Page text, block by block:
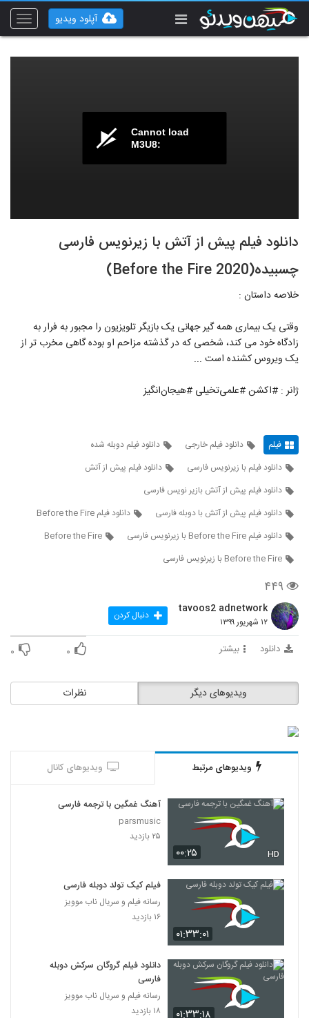
Toggle
آپلود ویدیو
Cannot load
M3U8:
دانلود فیلم پیش از آتش با زیرنویس فارسی
چسبیده(Before the Fire 2020)
خلاصه داستان :
وقتی یک بیماری همه گیر جهانی یک بازیگر تلویزیون را مجبور به فرار به
زادگاه خود می کند، شخصی که در گذشته مزاحم او بوده گاهی مخرب تر از
یک ویروس کشنده است ...
ژانر : #اکشن #علمی‌تخیلی #هیجان‌انگیز
فیلم دانلود فیلم خارجی
دانلود فیلم دوبله شده
دانلود فیلم با زیرنویس فارسی
دانلود فیلم پیش از آتش
دانلود فیلم پیش از آتش بازیر نویس فارسی
دانلود فیلم پیش از آتش با دوبله فارسی
دانلود فیلم Before the Fire
دانلود فیلم Before the Fire با زیرنویس فارسی
Before the Fire
Before the Fire با زیرنویس فارسی
۴۴۹
tavoos2 adnetwork
۱۲ شهریور ۱۳۹۹ دنبال کردن
دانلود بیشتر ۰ ۰
نظرات ویدیوهای دیگر
ویدیوهای مرتبط ویدیوهای کانال
۰۰:۲۵ HD
آهنگ غمگین با ترجمه فارسی
parsmusic
۲۵ بازدید
۰۱:۳۳:۰۱
فیلم کیک تولد دوبله فارسی
رسانه فیلم و سریال ناب موویز
۱۶ بازدید
دانلود فیلم گروگان سرکش دوبله
فارسی
رسانه فیلم و سریال ناب موویز
۱۸ بازدید